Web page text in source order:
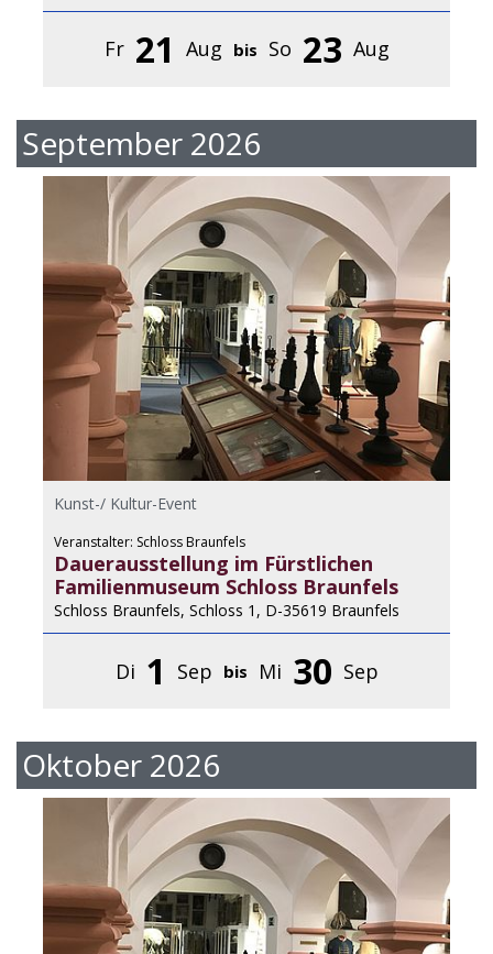
Fr 21 Aug bis So 23 Aug
September 2026
Kunst-/ Kultur-Event
Veranstalter: Schloss Braunfels
Dauerausstellung im Fürstlichen
Familienmuseum Schloss Braunfels
Schloss Braunfels, Schloss 1, D-35619 Braunfels
Di 1 Sep bis Mi 30 Sep
Oktober 2026